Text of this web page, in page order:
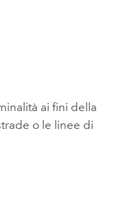
ai fini della
o le linee di